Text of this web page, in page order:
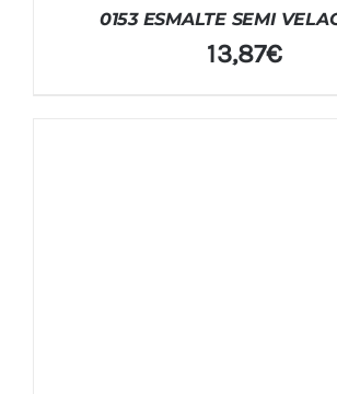
0153 ESMALTE SEMI
13,87€